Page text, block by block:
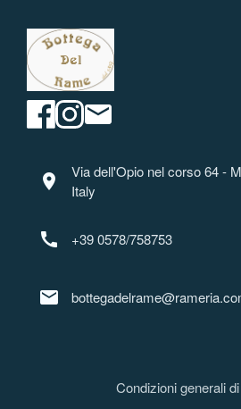
Condizioni generali
location_on
Via dell'Opio nel corso 64 -
Italy
call +39 0578/758753
mail